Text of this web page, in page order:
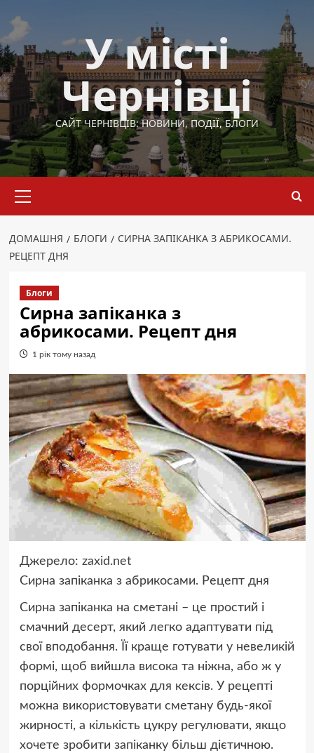
до
вмісту
У місті
Чернівці
САЙТ ЧЕРНІВЦІВ: НОВИНИ, ПОДІЇ, БЛОГИ
меню
ДОМАШНЯ БЛОГИ
СИРНА ЗАПІКАНКА З АБРИКОСАМИ.
РЕЦЕПТ ДНЯ
Блоги
Сирна запіканка з
абрикосами. Рецепт дня
1 рік тому назад
Джерело: zaxid.net
Сирна запіканка з абрикосами. Рецепт дня
Сирна запіканка на сметані – це простий і
смачний десерт, який легко адаптувати під
свої вподобання. Її краще готувати у невеликій
формі, щоб вийшла висока та ніжна, або ж у
порційних формочках для кексів. У рецепті
можна використовувати сметану будь-якої
жирності, а кількість цукру регулювати, якщо
хочете зробити запіканку більш дієтичною.